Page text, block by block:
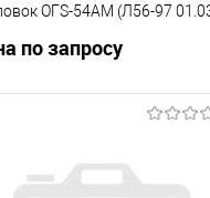
ОГS-54АМ (Л56-97
по запросу
Запросить цену
Купить в 1 клик
К сравнению